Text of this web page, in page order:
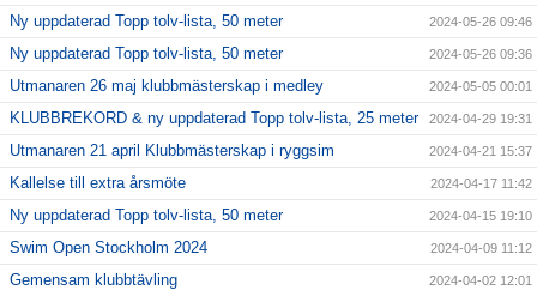
Ny uppdaterad Topp tolv-lista, 50 meter 2024-05-26 09:46
Ny uppdaterad Topp tolv-lista, 50 meter 2024-05-26 09:36
Utmanaren 26 maj klubbmästerskap i medley 2024-05-05 00:01
KLUBBREKORD & ny uppdaterad Topp tolv-lista, 25 meter 2024-04-29 19:31
Utmanaren 21 april Klubbmästerskap i ryggsim 2024-04-21 15:37
Kallelse till extra årsmöte 2024-04-17 11:42
Ny uppdaterad Topp tolv-lista, 50 meter 2024-04-15 19:10
Swim Open Stockholm 2024 2024-04-09 11:12
Gemensam klubbtävling 2024-04-02 12:01